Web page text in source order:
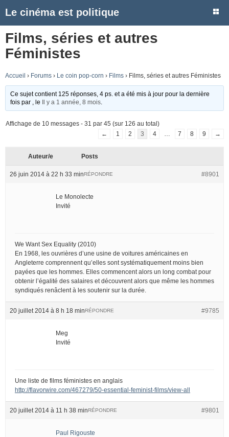
Le cinéma est politique
Films, séries et autres
Féministes
Accueil › Forums › Le coin pop-corn › Films › Films, séries et autres Féministes
Ce sujet contient 125 réponses, 4 ps. et a été mis à jour pour la dernière
fois par
, le Il y a 1 année, 8 mois
Affichage de 10 messages - 31 par 45 (sur 126 au total)
←
1 2 3 4 7 8 9 →
Auteur/e Posts
26 juin 2014 à 22 h 33 min #8901
RÉPONDRE
Le Monolecte
Invité
We Want Sex Equality (2010)
En 1968, les ouvrières d’une usine de voitures américaines en
Angleterre comprennent qu’elles sont systématiquement moins bien
payées que les hommes. Elles commencent alors un long combat pour
obtenir l’égalité des salaires et découvrent alors que même les hommes
syndiqués renâclent à les soutenir sur la durée.
20 juillet 2014 à 8 h 18 min #9785
RÉPONDRE
Meg
Invité
Une liste de films féministes en anglais
http://flavorwire.com/467279/50-essential-feminist-films/view-all
20 juillet 2014 à 11 h 38 min #9801
RÉPONDRE
Paul Rigouste